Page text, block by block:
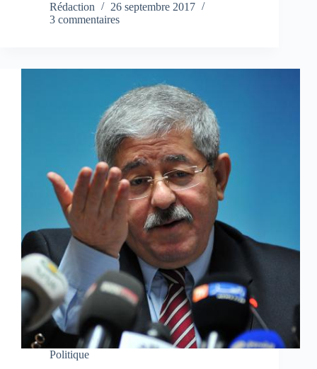
Rédaction
26 septembre 2017
3 commentaires
Politique